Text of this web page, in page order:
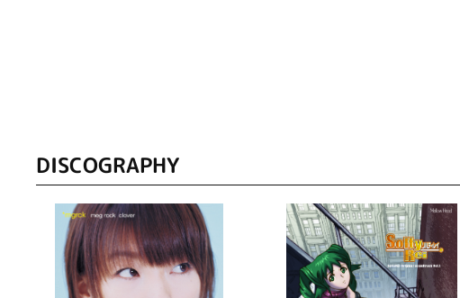
DISCOGRAPHY